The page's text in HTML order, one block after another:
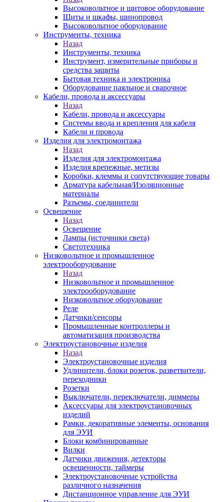
Высоковольтное и щитовое оборудование
Щиты и шкафы, шинопровод
Высоковольтное оборудование
Инструменты, техника
Назад
Инструменты, техника
Инструмент, измерительные приборы и
средства защиты
Бытовая техника и электроника
Оборудование паяльное и сварочное
Кабели, провода и аксессуары
Назад
Кабели, провода и аксессуары
Системы ввода и крепления для кабеля
Кабели и провода
Изделия для электромонтажа
Назад
Изделия для электромонтажа
Изделия крепежные, метизы
Коробки, клеммы и сопутствующие товары
Арматура кабельная/Изоляционные
материалы
Разъемы, соединители
Освещение
Назад
Освещение
Лампы (источники света)
Светотехника
Низковольтное и промышленное
электрооборудование
Назад
Низковольтное и промышленное
электрооборудование
Низковольтное оборудование
Реле
Датчики/сенсоры
Промышленные контроллеры и
автоматизация производства
Электроустановочные изделия
Назад
Электроустановочные изделия
Удлинители, блоки розеток, разветвители,
переходники
Розетки
Выключатели, переключатели, диммеры
Аксессуары для электроустановочных
изделий
Рамки, декоративные элементы, основания
для ЭУИ
Блоки комбинированные
Вилки
Датчики движения, детекторы
освещенности, таймеры
Электроустановочные устройства
различного назначения
Дистанционное управление для ЭУИ